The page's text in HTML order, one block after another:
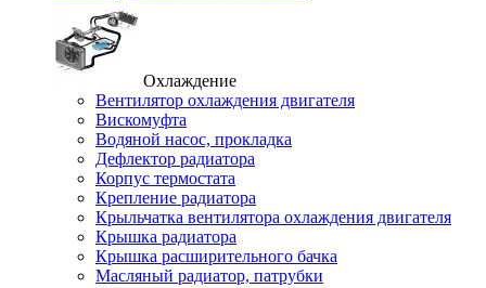
Охлаждение
Вентилятор охлаждения двигателя
Вискомуфта
Водяной насос, прокладка
Дефлектор радиатора
Корпус термостата
Крепление радиатора
Крыльчатка вентилятора охлаждения двигателя
Крышка радиатора
Крышка расширительного бачка
Масляный радиатор, патрубки